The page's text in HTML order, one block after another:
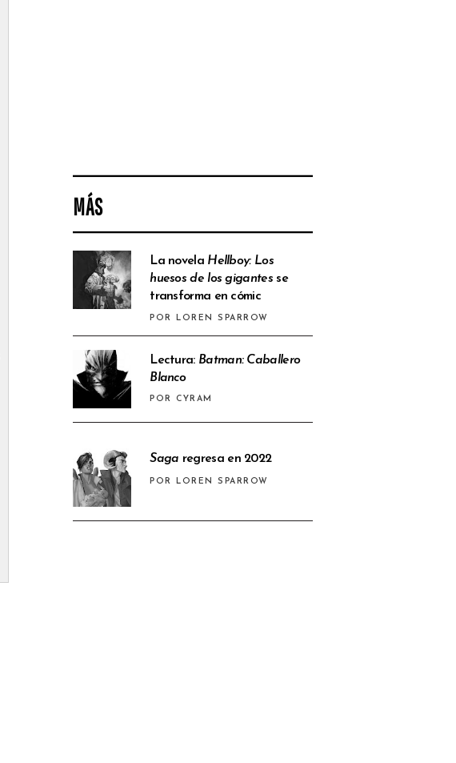
MÁS
La novela Hellboy: Los
huesos de los gigantesse
transforma en cómic
POR LOREN SPARROW
Lectura: Batman: Caballero
Blanco
POR CYRAM
Saga regresa en 2022
POR LOREN SPARROW